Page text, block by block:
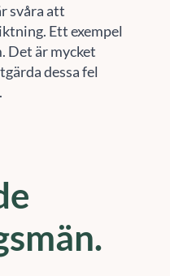
svåra att
Ett exempel
Det är mycket
dessa fel